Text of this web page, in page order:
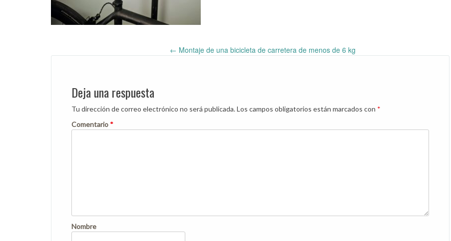
Post
navigation
← Montaje de una bicicleta de carretera de menos de 6 kg
Deja una respuesta
Tu dirección de correo electrónico no será publicada.Los campos obligatorios están marcados con *
Comentario *
Nombre